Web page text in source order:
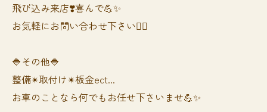
飛び込み来店❣️喜んで💪✨
お気軽にお問い合わせ下さい🙆‍♀️
🔷その他🔷
整備✴︎取付け✴︎板金ect...
お車のことなら何でもお任せ下さいませ💪✨